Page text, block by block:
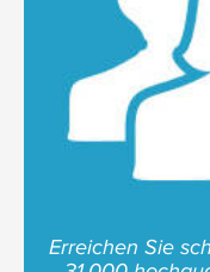
Erreichen Sie